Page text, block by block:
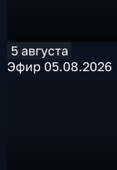
5 августа
Эфир 05.08.2026